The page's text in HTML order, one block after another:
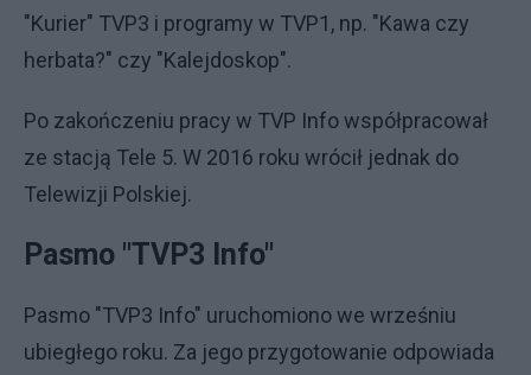
"Kurier" TVP3 i programy w TVP1, np. "Kawa czy
herbata?" czy "Kalejdoskop".
Po zakończeniu pracy w TVP Info współpracował
ze stacją Tele 5. W 2016 roku wrócił jednak do
Telewizji Polskiej.
Pasmo "TVP3 Info"
Pasmo "TVP3 Info" uruchomiono we wrześniu
ubiegłego roku. Za jego przygotowanie odpowiada